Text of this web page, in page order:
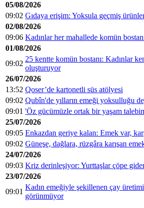
05/08/2026
09:02 Gıdaya erişim: Yoksula geçmiş
02/08/2026
09:06 Kadınlar her mahallede komün
01/08/2026
09:02
25 kentte komün bostanı: Kadınlar
oluşturuyor
26/07/2026
13:52 Qoser’de kartonetli süs atölyesi
09:02 Qubîn'de yılların emeği yoksulluğu
09:01 'Öz gücümüzle ortak bir yaşam
25/07/2026
09:05 Enkazdan geriye kalan: Emek var,
09:02 Güneşe, dağlara, rüzgâra karışan
24/07/2026
09:03 Kriz derinleşiyor: Yurttaşlar çöpe
23/07/2026
09:01
Kadın emeğiyle şekillenen çay
görünmüyor